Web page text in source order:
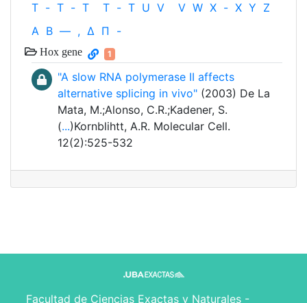
T - T - T T - T U V V W X - X Y Z
Α Β — , Δ Π -
Hox gene 1
"A slow RNA polymerase II affects
alternative splicing in vivo" (2003) De La
Mata, M.;Alonso, C.R.;Kadener, S.
(...)Kornblihtt, A.R. Molecular Cell.
12(2):525-532
Facultad de Ciencias Exactas y Naturales -